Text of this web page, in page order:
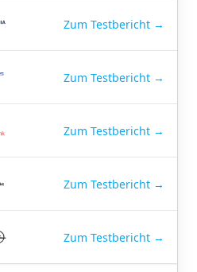
Zum Testbericht →
Zum Testbericht →
Zum Testbericht →
Zum Testbericht →
Zum Testbericht →